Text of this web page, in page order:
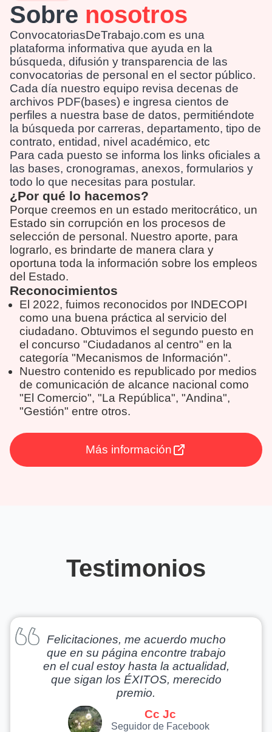
Sobre nosotros
ConvocatoriasDeTrabajo.com es una
plataforma informativa que ayuda en la
búsqueda, difusión y transparencia de las
convocatorias de personal en el sector público.
Cada día nuestro equipo revisa decenas de
archivos PDF(bases) e ingresa cientos de
perfiles a nuestra base de datos, permitiéndote
la búsqueda por carreras, departamento, tipo de
contrato, entidad, nivel académico, etc
Para cada puesto se informa los links oficiales a
las bases, cronogramas, anexos, formularios y
todo lo que necesitas para postular.
¿Por qué lo hacemos?
Porque creemos en un estado meritocrático, un
Estado sin corrupción en los procesos de
selección de personal. Nuestro aporte, para
lograrlo, es brindarte de manera clara y
oportuna toda la información sobre los empleos
del Estado.
Reconocimientos
El 2022, fuimos reconocidos por INDECOPI
como una buena práctica al servicio del
ciudadano. Obtuvimos el segundo puesto en
el concurso "Ciudadanos al centro" en la
categoría "Mecanismos de Información".
Nuestro contenido es republicado por medios
de comunicación de alcance nacional como
"El Comercio", "La República", "Andina",
"Gestión" entre otros.
Más información
Testimonios
Felicitaciones, me acuerdo mucho
que en su página encontre trabajo
en el cual estoy hasta la actualidad,
que sigan los ÉXITOS, merecido
premio.
Cc Jc
Seguidor de Facebook